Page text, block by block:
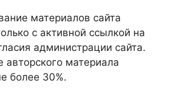
материалов сайта
с активной ссылкой на
администрации сайта.
авторского материала
более 30%.